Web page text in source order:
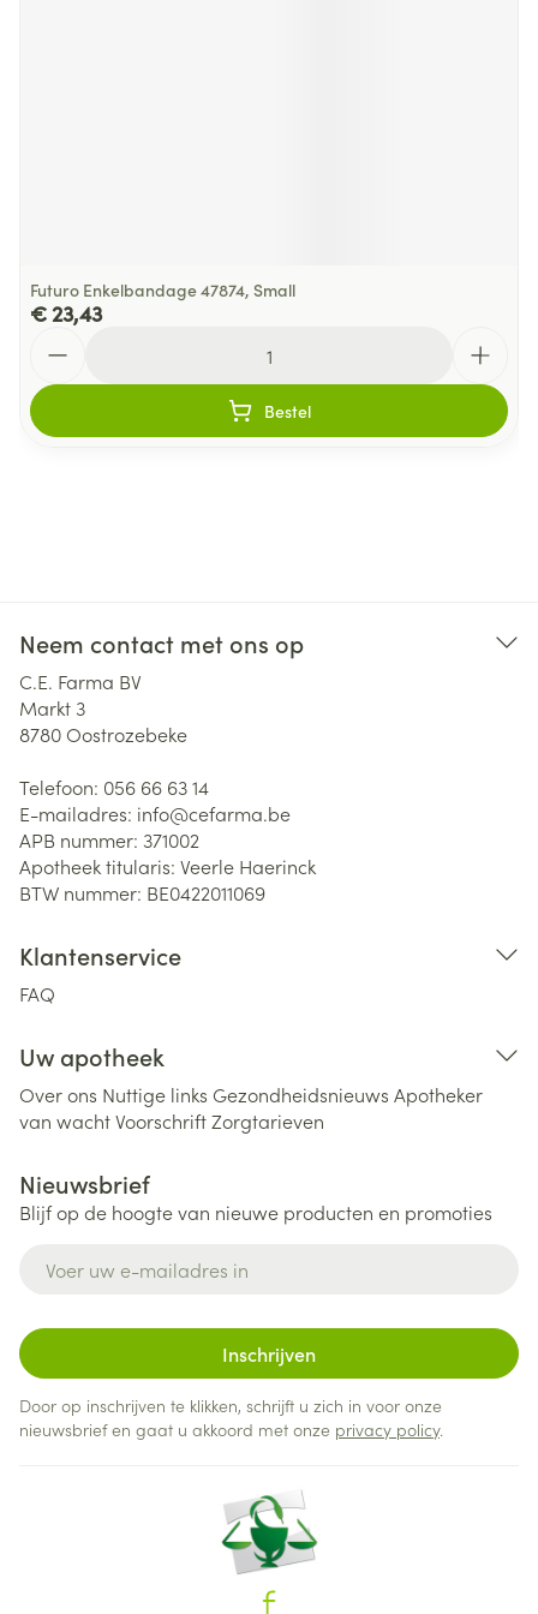
Futuro Enkelbandage 47874, Small
€ 23,43
Bestel
Neem contact met ons op
C.E. Farma BV
Markt 3
8780Oostrozebeke
Telefoon: 056 66 63 14
E-mailadres: info@cefarma.be
APB nummer: 371002
Apotheek titularis: Veerle Haerinck
BTW nummer: BE0422011069
Klantenservice
FAQ
Uw apotheek
Over ons Nuttige links Gezondheidsnieuws Apotheker
van wachtVoorschriftZorgtarieven
Nieuwsbrief
Blijf op de hoogte van nieuwe producten en promoties
Inschrijven
Door op inschrijven te klikken, schrijft u zich in voor onze
nieuwsbrief en gaat u akkoord met onze privacy policy.